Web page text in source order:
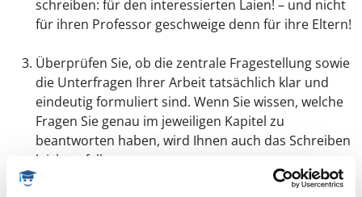
schreiben: für den interessierten Laien! – und nicht
für ihren Professor geschweige denn für ihre Eltern!
Überprüfen Sie, ob die zentrale Fragestellung sowie
die Unterfragen Ihrer Arbeit tatsächlich klar und
eindeutig formuliert sind. Wenn Sie wissen, welche
Fragen Sie genau im jeweiligen Kapitel zu
beantworten haben, wird Ihnen auch das Schreiben
leichter fallen.